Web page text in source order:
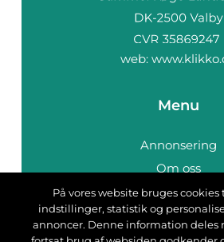
web:
Menu
Annonsering
Om oss
Cookies
Kontakta oss
Sitemap
På vores website bruges
indstillinger, statistik og
annoncer. Denne information deles